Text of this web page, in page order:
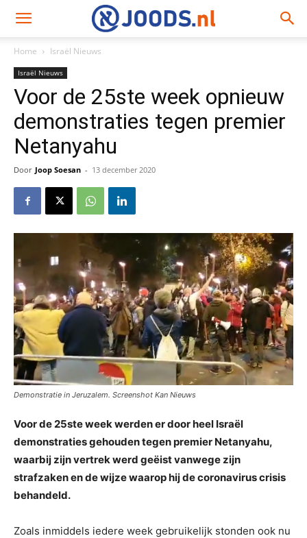
Home Israël Nieuws
Israël Nieuws
Voor de 25ste week opnieuw
demonstraties tegen premier
Netanyahu
Door Joop Soesan - 13 december 2020
Demonstratie in Jeruzalem. Screenshot Kan Nieuws
Voor de 25ste week werden er door heel Israël
demonstraties gehouden tegen premier Netanyahu,
waarbij zijn vertrek werd geëist vanwege zijn
strafzaken en de wijze waarop hij de coronavirus crisis
behandeld.
Zoals inmiddels iedere week gebruikelijk stonden ook nu